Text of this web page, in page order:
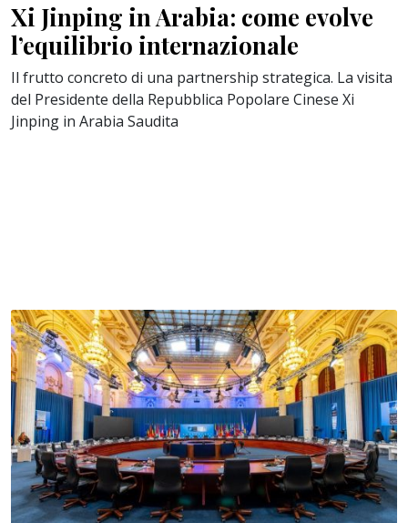
Xi Jinping in Arabia: come evolve
l’equilibrio internazionale
Il frutto concreto di una partnership strategica. La visita
del Presidente della Repubblica Popolare Cinese Xi
Jinping in Arabia Saudita